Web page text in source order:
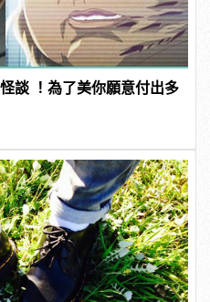
談 ！為了美你願意付出多